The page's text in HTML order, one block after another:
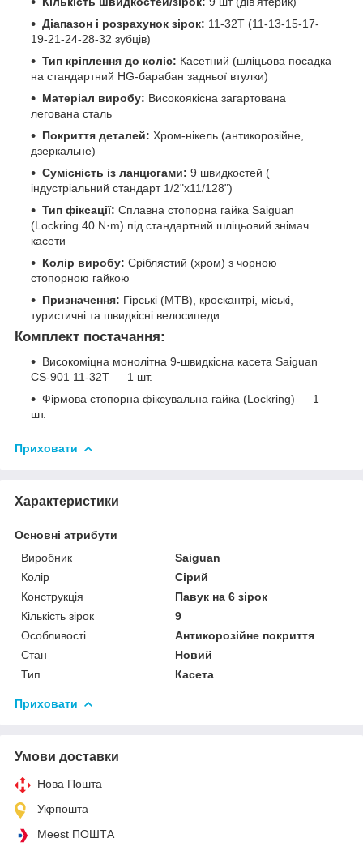
Діапазон і розрахунок зірок: 11-32T (11-13-15-17-
19-21-24-28-32 зубців)
Тип кріплення до коліс: Касетний (шліцьова посадка
на стандартний HG-барабан задньої втулки)
Матеріал виробу: Високоякісна загартована
легована сталь
Покриття деталей: Хром-нікель (антикорозійне,
дзеркальне)
Сумісність із ланцюгами: 9 швидкостей (
індустріальний стандарт 1/2"х11/128")
Тип фіксації: Сплавна стопорна гайка Saiguan
(Lockring 40 N·m) під стандартний шліцьовий знімач
касети
Колір виробу: Сріблястий (хром) з чорною
стопорною гайкою
Призначення: Гірські (MTB), кроскантрі, міські,
туристичні та швидкісні велосипеди
Комплект постачання:
Високоміцна монолітна 9-швидкісна касета Saiguan
CS-901 11-32T — 1 шт.
Фірмова стопорна фіксувальна гайка (Lockring) — 1
шт.
Приховати
Характеристики
Основні атрибути
Виробник
Saiguan
Колір
Сірий
Конструкція
Павук на 6 зірок
Кількість зірок
9
Особливості
Антикорозійне покриття
Стан
Новий
Тип
Касета
Приховати
Умови доставки
Нова Пошта
Укрпошта
Meest ПОШТА